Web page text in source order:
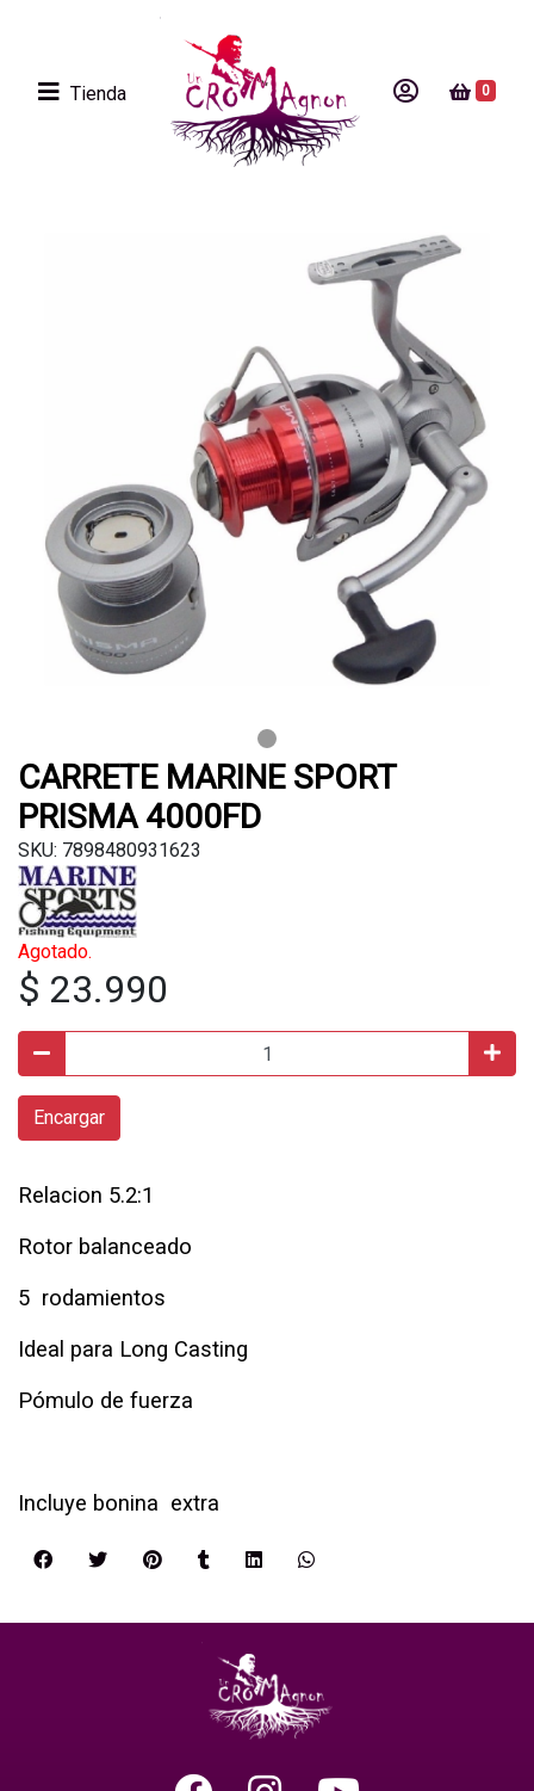
Tienda 0
CARRETE MARINE SPORT
PRISMA 4000FD
SKU: 7898480931623
Agotado.
$ 23.990
Encargar
Relacion 5.2:1
Rotor balanceado
5 rodamientos
Ideal para Long Casting
Pómulo de fuerza
Incluye bonina extra